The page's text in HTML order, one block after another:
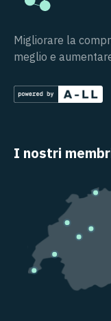
Migliorare la
meglio e
I nostri